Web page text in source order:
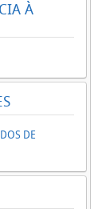
À
DE